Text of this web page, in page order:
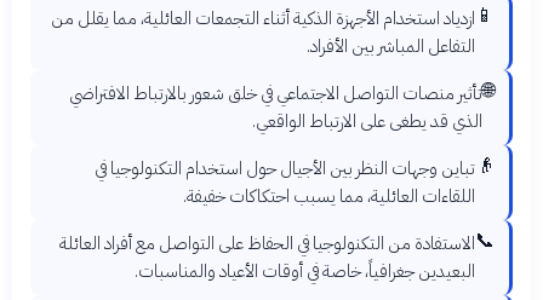
📱 ازدياد استخدام الأجهزة الذكية أثناء التجمعات العائلية، مما يقلل من
التفاعل المباشر بين الأفراد.
🌐تأثير منصات التواصل الاجتماعي في خلق شعور بالارتباط الافتراضي
الذي قد يطغى على الارتباط الواقعي.
👴 تباين وجهات النظر بين الأجيال حول استخدام التكنولوجيا في
اللقاءات العائلية، مما يسبب احتكاكات خفيفة.
📞الاستفادة من التكنولوجيا في الحفاظ على التواصل مع أفراد العائلة
البعيدين جغرافياً، خاصة في أوقات الأعياد والمناسبات.